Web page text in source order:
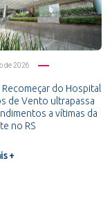
de 2026
do Hospital
de Vento ultrapassa
a vítimas da
no RS
+